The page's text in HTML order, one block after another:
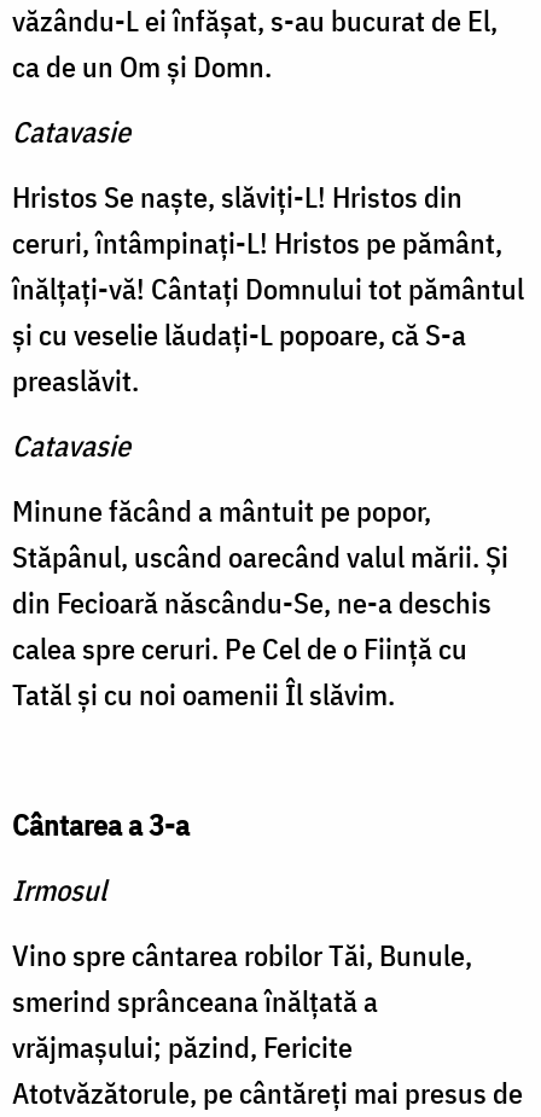
văzându-L ei înfăşat, s-au bucurat de El,
ca de un Om şi Domn.
Catavasie
Hristos Se naşte, slăviţi-L! Hristos din
ceruri, întâmpinaţi-L! Hristos pe pământ,
înălţaţi-vă! Cântaţi Domnului tot pământul
şi cu veselie lăudaţi-L popoare, că S-a
preaslăvit.
Catavasie
Minune făcând a mântuit pe popor,
Stăpânul, uscând oarecând valul mării. Şi
din Fecioară născându-Se, ne-a deschis
calea spre ceruri. Pe Cel de o Fiinţă cu
Tatăl şi cu noi oamenii Îl slăvim.
Cântarea a 3-a
Irmosul
Vino spre cântarea robilor Tăi, Bunule,
smerind sprânceana înălţată a
vrăjmaşului; păzind, Fericite
Atotvăzătorule, pe cântăreţi mai presus de